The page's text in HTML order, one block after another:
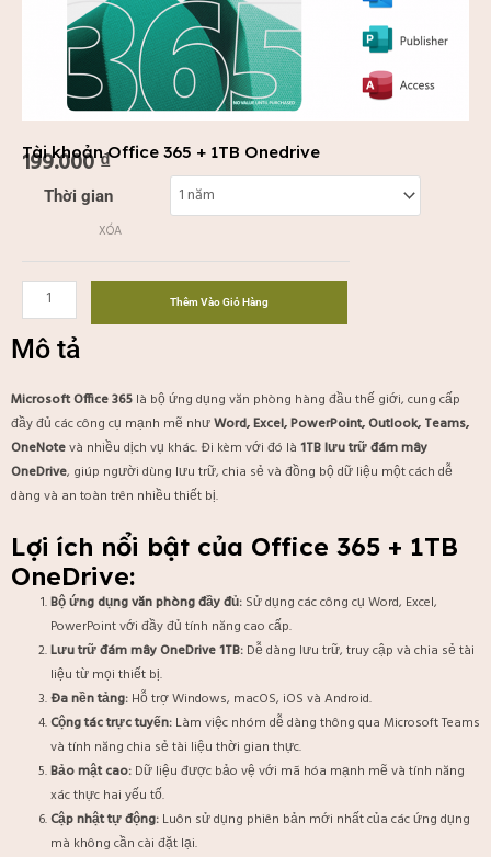
Tài khoản Office 365 + 1TB Onedrive
199.000₫
Thời gian
XÓA
+
Onedrive
số
Thêm Vào Giỏ Hàng
Mô tả
Microsoft Office 365 là bộ ứng dụng văn phòng hàng đầu thế giới, cung cấp
đầy đủ các công cụ mạnh mẽ nhưWord, Excel, PowerPoint, Outlook, Teams,
OneNotevà nhiều dịch vụ khác. Đi kèm với đó là 1TB lưu trữ đám mây
OneDrive, giúp người dùng lưu trữ, chia sẻ và đồng bộ dữ liệu một cách dễ
dàng và an toàn trên nhiều thiết bị.
Lợi ích nổi bật của Office 365 + 1TB
OneDrive:
Bộ ứng dụng văn phòng đầy đủ: Sử dụng các công cụ Word, Excel,
PowerPoint với đầy đủ tính năng cao cấp.
Lưu trữ đám mây OneDrive 1TB: Dễ dàng lưu trữ, truy cập và chia sẻ tài
liệu từ mọi thiết bị.
Đa nền tảng: Hỗ trợ Windows, macOS, iOS và Android.
Cộng tác trực tuyến: Làm việc nhóm dễ dàng thông qua Microsoft Teams
và tính năng chia sẻ tài liệu thời gian thực.
Bảo mật cao: Dữ liệu được bảo vệ với mã hóa mạnh mẽ và tính năng
xác thực hai yếu tố.
Cập nhật tự động: Luôn sử dụng phiên bản mới nhất của các ứng dụng
mà không cần cài đặt lại.